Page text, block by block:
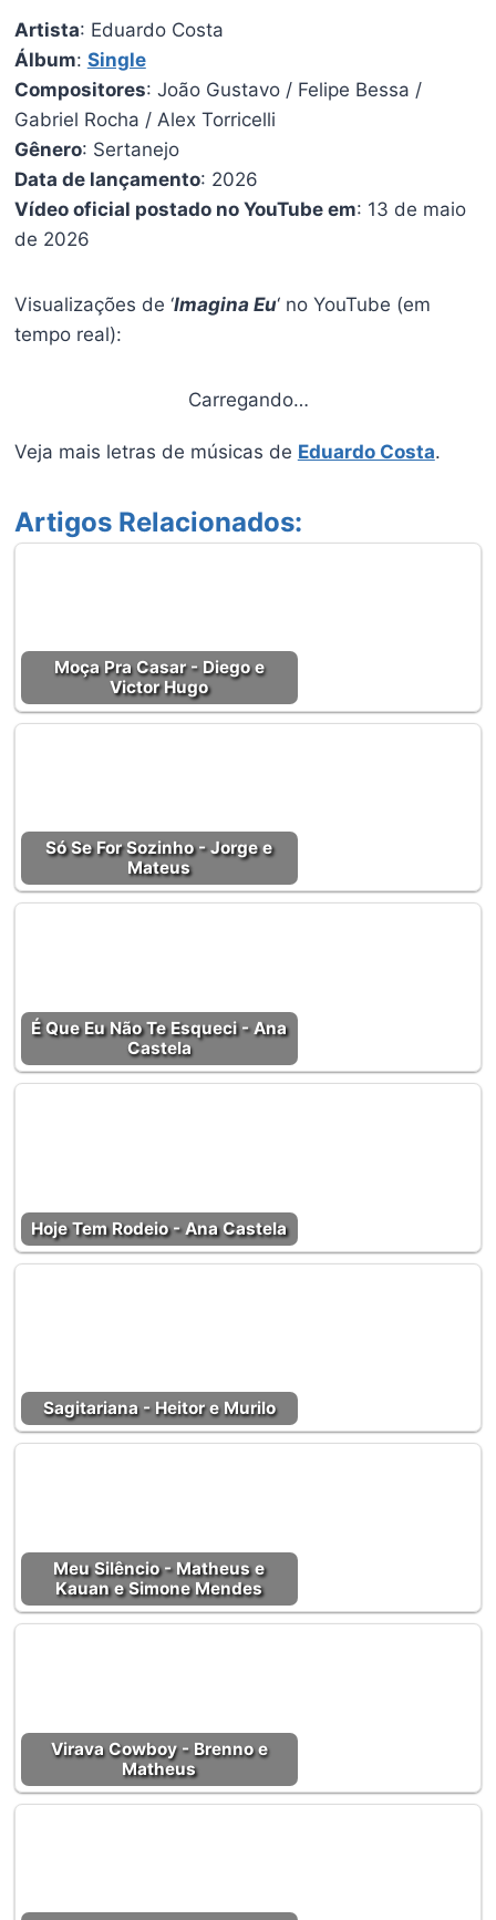
Artista: Eduardo Costa
Álbum: Single
Compositores: João Gustavo / Felipe Bessa /
Gabriel Rocha / Alex Torricelli
Gênero: Sertanejo
Data de lançamento: 2026
Vídeo oficial postado no YouTube em: 13 de maio
de 2026
Visualizações de ‘Imagina Eu‘ no YouTube (em
tempo real):
Carregando…
Veja mais letras de músicas de Eduardo Costa.
Artigos Relacionados:
Moça Pra Casar - Diego e
Victor Hugo
Só Se For Sozinho - Jorge e
Mateus
É Que Eu Não Te Esqueci - Ana
Castela
Hoje Tem Rodeio - Ana Castela
Sagitariana - Heitor e Murilo
Meu Silêncio - Matheus e
Kauan e Simone Mendes
Virava Cowboy - Brenno e
Matheus